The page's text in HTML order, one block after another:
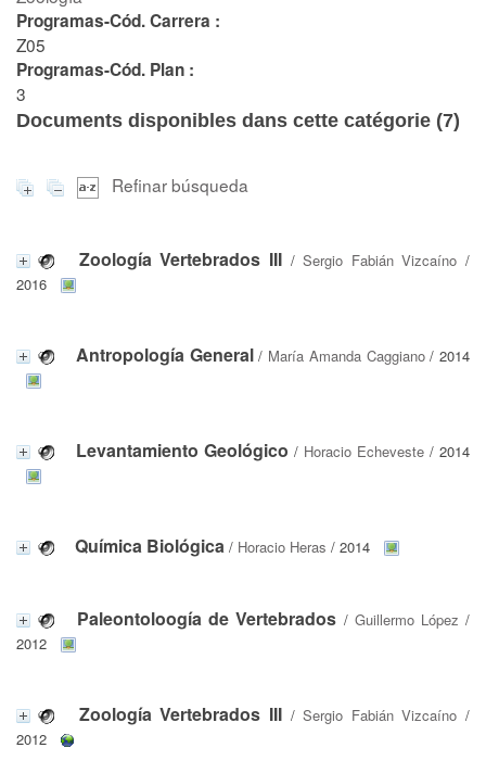
Programas-Cód. Carrera :
Z05
Programas-Cód. Plan :
3
Documents disponibles dans cette catégorie (7)
Refinar búsqueda
Zoología Vertebrados III/Sergio Fabián Vizcaíno /
2016
Antropología General/ María Amanda Caggiano/ 2014
Levantamiento Geológico / Horacio Echeveste / 2014
Química Biológica / Horacio Heras / 2014
Paleontoloogía de Vertebrados / Guillermo López /
2012
Zoología Vertebrados III/Sergio Fabián Vizcaíno /
2012